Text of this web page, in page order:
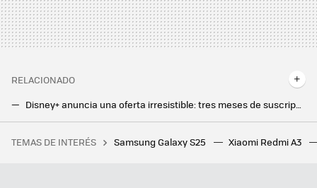
RELACIONADO
Disney+ anuncia una oferta irresistible: tres meses de suscripción por menos de 2 euros al mes
Samsung Galaxy Z Flip6 Vs Samsung Galaxy Z Flip5: qué smartphone elegir según tus necesidades
Hogwarts Legacy pronto será un juego infinito. El RPG de fantasía por fin ha anunciado que tendrá compatibilidad oficial con mods en PC
TEMAS DE INTERÉS Samsung Galaxy S25 Xiaomi Redmi A3